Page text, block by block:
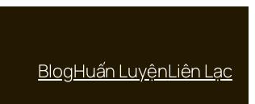
BlogHuấn LuyệnLiên Lạc